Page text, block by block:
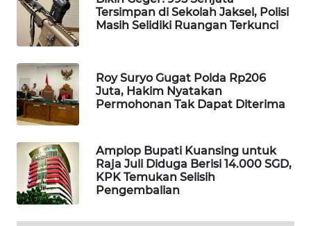
Tersimpan di Sekolah Jaksel, Polisi
Masih Selidiki Ruangan Terkunci
Roy Suryo Gugat Polda Rp206
Juta, Hakim Nyatakan
Permohonan Tak Dapat Diterima
Amplop Bupati Kuansing untuk
Raja Juli Diduga Berisi 14.000 SGD,
KPK Temukan Selisih
Pengembalian
KOPEKLIN
PORTAL
FORWAMKI
ALPERKLINAS
FORJASIDA
TAMBANG